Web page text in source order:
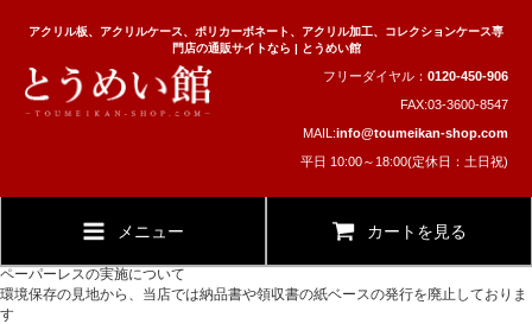
アクリル板、アクリルケース、ポリカーボネート、アクリル加工、コレクションケース専
門店の通販サイトなら | とうめい館
フリーダイヤル： 0120-450-906
FAX:03-3600-8547
MAIL:info@toumeikan-shop.com
平日 10:00～18:00(定休日：土日祝)
メニュー カートを見る
ペーパーレスの実施について
環境保存の見地から、当店では納品書や領収書の紙ベースの発行を廃止しておりま
す